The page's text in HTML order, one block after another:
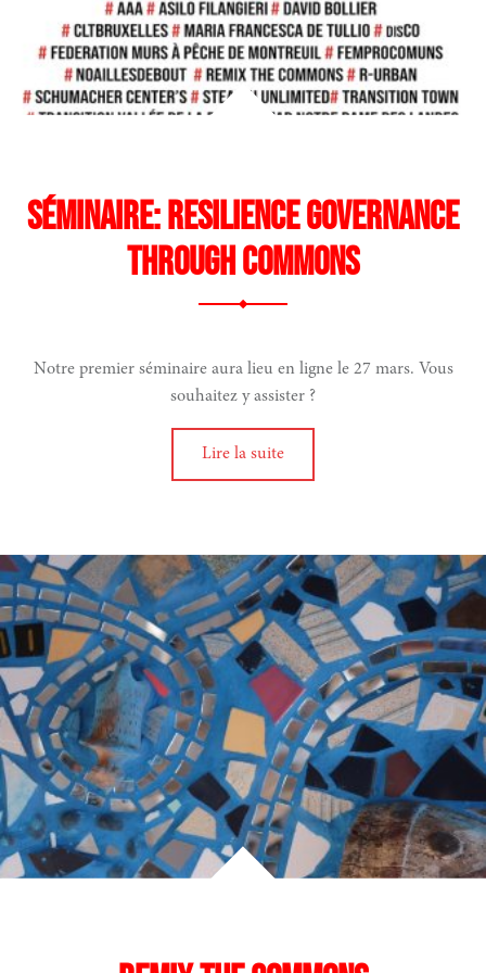
Séminaire: Resilience Governance
through Commons
Notre premier séminaire aura lieu en ligne le 27 mars. Vous
souhaitez y assister ?
Lire la suite